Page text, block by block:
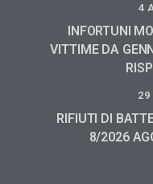
4
INFORTUNI
VITTIME DA
29
RIFIUTI DI
8/2026